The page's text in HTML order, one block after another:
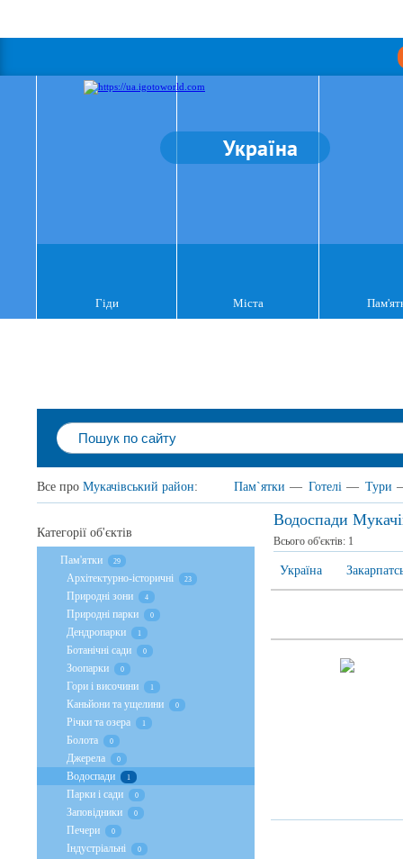
Україна
Гіди Міста
Все про Мукачівський район: Пам`ятки — Готелі — Тури
Водоспади
Всього об'єктів: 1
Україна
Категорії об'єктів
Пам'ятки 29
Архітектурно-історичні 23
Природні зони 4
Природні парки 0
Дендропарки 1
Ботанічні сади 0
Зоопарки 0
Гори і височини 1
Каньйони та ущелини 0
Річки та озера 1
Болота 0
Джерела 0
Водоспади 1
Парки і сади 0
Заповідники 0
Печери 0
Індустріальні 0